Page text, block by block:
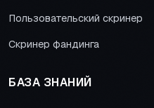
Пользовательский скринер
Скринер фандинга
БАЗА ЗНАНИЙ